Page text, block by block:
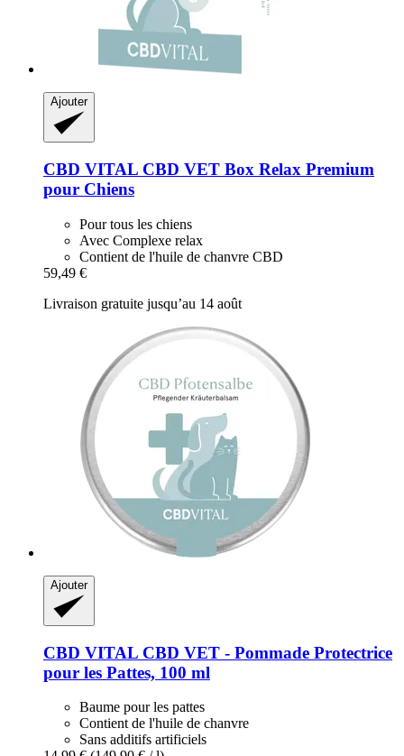
Ajouter
CBD VITAL CBD VET Box Relax Premium
pour Chiens
Pour tous les chiens
Avec Complexe relax
Contient de l'huile de chanvre CBD
59,49 €
Livraison gratuite jusqu’au 14 août
Ajouter
CBD VITAL CBD VET -​ Pommade Protectrice
pour les Pattes, 100 ml
Baume pour les pattes
Contient de l'huile de chanvre
Sans additifs artificiels